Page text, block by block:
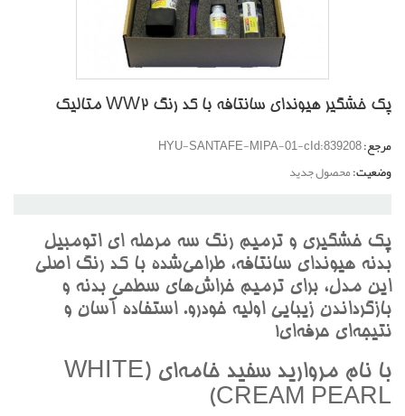
پک خشگير هیوندای سانتافه با کد رنگ WW2 متاليک
مرجع:HYU-SANTAFE-MIPA-01-cId:839208
وضعیت:محصول جدید
پک خشگيري و ترميم رنگ سه مرحله اي اتومبيل
بدنه هيونداي سانتافه، طراحي‌شده با کد رنگ اصلي
اين مدل، براي ترميم خراش‌هاي سطحي بدنه و
بازگرداندن زيبايي اوليه خودرو. استفاده آسان و
نتيجه‌اي حرفه‌اي!
با نام مرواريد سفيد خامه‌اي (WHITE
CREAM PEARL)